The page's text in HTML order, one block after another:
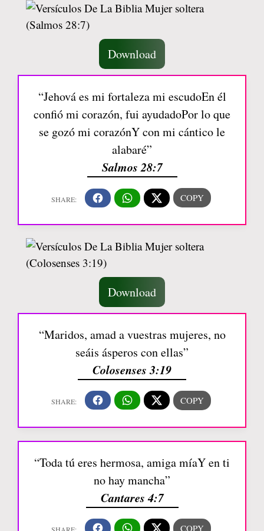
Download
“Jehová es mi fortaleza mi escudoEn él
confió mi corazón, fui ayudadoPor lo que
se gozó mi corazónY con mi cántico le
alabaré”
Salmos 28:7
Download
“Maridos, amad a vuestras mujeres, no
seáis ásperos con ellas”
Colosenses 3:19
“Toda tú eres hermosa, amiga míaY en ti
no hay mancha”
Cantares 4:7